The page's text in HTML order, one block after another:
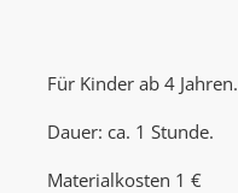
Für Kinder ab 4 Jahren.
Dauer: ca. 1 Stunde.
Materialkosten 1 €